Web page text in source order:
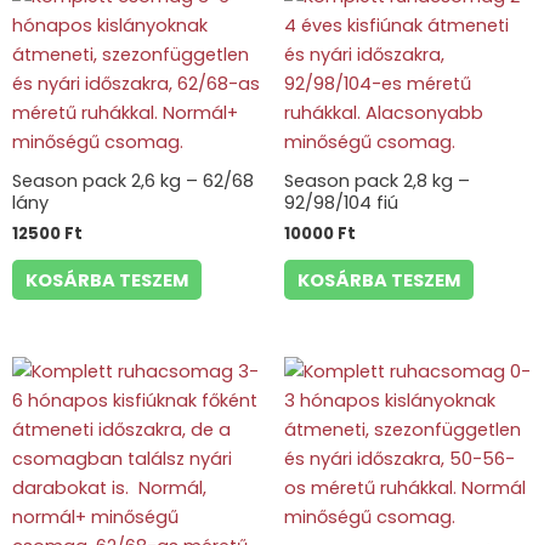
Season pack 2,6 kg – 62/68
lány
12500 Ft
KOSÁRBA TESZEM
Season pack 2,8 kg –
92/98/104 fiú
10000 Ft
KOSÁRBA TESZEM